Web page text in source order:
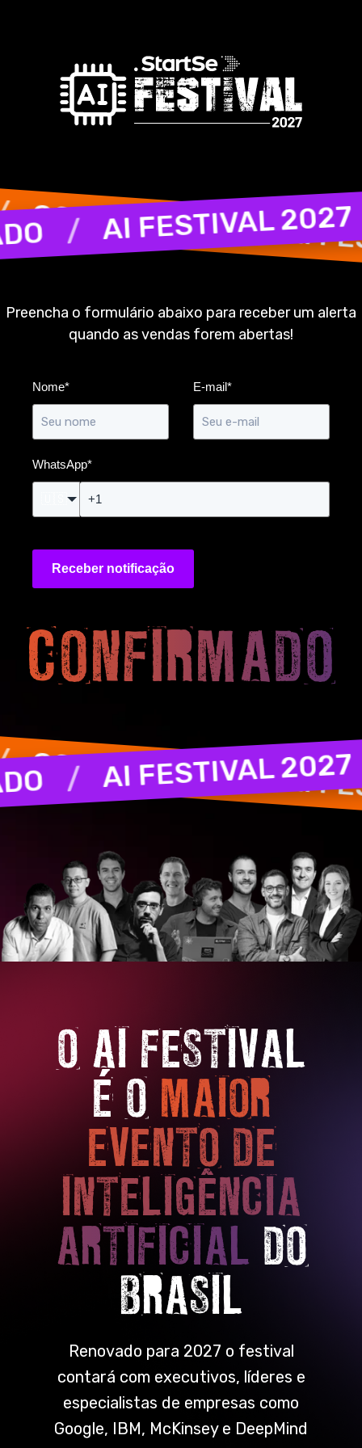
/ AI
/ AI FESTIVAL
Preencha o formulário abaixo para receber um alerta
quando as vendas forem abertas!
Nome* E-mail*
WhatsApp*
Receber notificação
CONFIRMADO
/ AI
/ AI FESTIVAL
O AI FESTIVAL
É O MAIOR
EVENTO DE
INTELIGÊNCIA
ARTIFICIAL DO
BRASIL
Renovado para 2027 o festival
contará com executivos, líderes e
especialistas de empresas como
Google, IBM, McKinsey e DeepMind